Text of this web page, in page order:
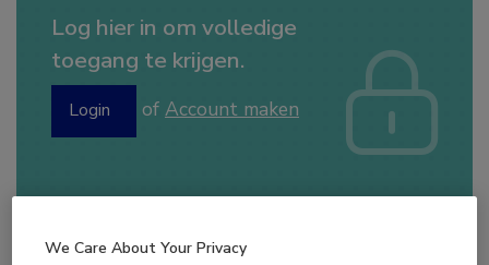
Log hier in om volledige
toegang te krijgen.
Login of Account maken
We Care About Your Privacy